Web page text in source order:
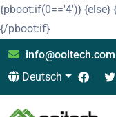
{pboot:if(0=='4')} {else}
{/pboot:if}
info@ooitech.com
Deutsch